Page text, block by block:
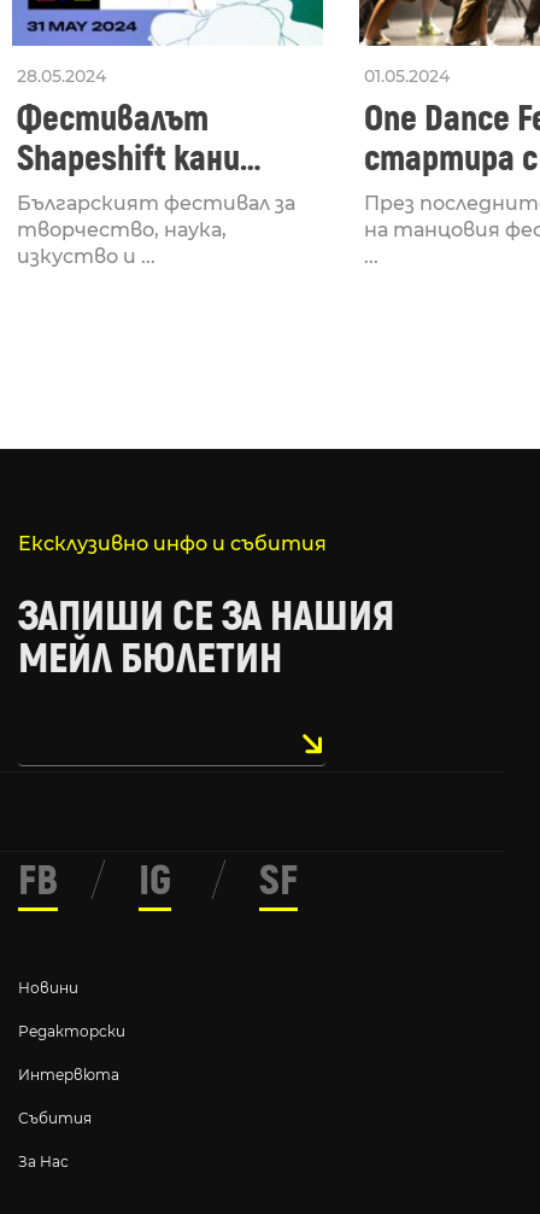
28.05.2024
Фестивалът
Shapeshift кани
Fabrizio Mammarella
за откриването си
Българският фестивал за
творчество, наука,
изкуство и ...
01.05.2024
One Dance
стартира
Lucid,
рейв
През
на танцовия
...
Ексклузивно инфо и събития
ЗАПИШИ СЕ ЗА НАШИЯ
МЕЙЛ БЮЛЕТИН
Новини
Редакторски
Интервюта
Събития
За Нас
FB / IG / SF